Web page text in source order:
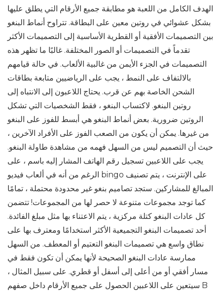
الهدف الكامل من اللعبة هو مطابقة جميع الأرقام التي يطلق عليها
بشكل عشوائي في روتين معين على البطاقة. تتراوح أنماط البنغو
بين التصميمات الأفقية أو القطرية الأساسية إلى التصميمات الأكثر
تقدماً في التصميمات أو الصور المختلفة. غالبًا ما تظهر هذه
التصميمات في الجزء الأيمن من غالبية الألعاب. في حالة قيامهم
بالالتفاف على النمط ، يجب على الرياضيين متابعة بطاقات
الشحن الخاصة بهم عن قرب. يحتاج اللاعبون إلى الانتباه إلى
روتين البنغو. لاكتساب البنغو ، فقط الشخصيات التي تشكل
الروتين ضرورية. بعض أنماط البنغو هي أبسط للفوز على البنغو
من غيرها. يمكن أن يكون من الصعب الفوز على الأفراد الآخرين ،
حيث أن التصميم ليس من السهل فهمه من مشاهدة طاولة البنغو.
يجب على اللاعبين تسجيل رقم الهاتف المشار إليه باسم ، على
الرغم من أنه في ألعاب فيديو bingo على الإنترنت ، يتم تصنيف
المبالغ للمشاركين. ستجد تصاميم بنغو غير محدودة محتملة ، تمامًا
كما توجد مجموعات متنوعة لا حصر لها من المجموعات! تتضمن
كل عادات البنغو كتلة مركزية ، يتم الاعتناء بها مثل مبلغ الفائدة.
أحد تصميمات البنغو التجميعية الأكثر استخدامًا ومعترف بها على
نطاق واسع هي تصميمات البنغو التعتيم أو المعطف. من السهل
ممارسة عادات البنغو الصحيحة لأنها يمكن أن تكون فقط في
مسار أفقي أو من أعلى إلى أسفل أو قطري. على سبيل المثال ،
سيتعين على اللاعبين الحصول على جميع الأرقام داخل صفهم B